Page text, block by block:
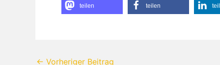
teilen teilen
← Vorheriger Beitrag